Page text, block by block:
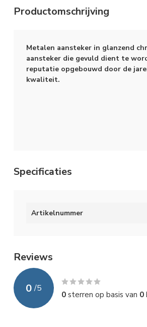
Productomschrijving
Metalen aansteker in glanzend
aansteker die gevuld dient te
reputatie opgebouwd door de
kwaliteit.
Specificaties
Artikelnummer
Reviews
0 /5
0sterren op basis van 0